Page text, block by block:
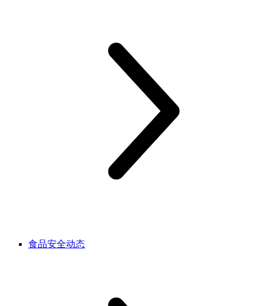
食品安全动态